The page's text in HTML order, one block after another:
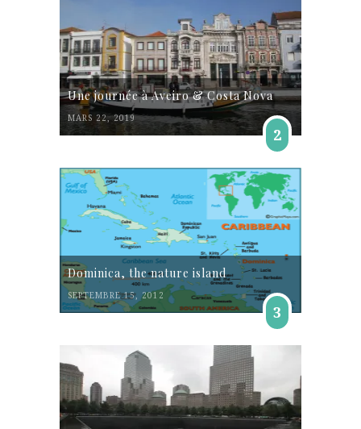
Une journée à Aveiro & Costa Nova
MARS 22, 2019
2
Dominica, the nature island
SEPTEMBRE 15, 2012
3